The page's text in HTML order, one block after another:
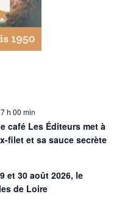
h 00 min
café Les Éditeurs met à
filet et sa sauce secrète
et 30 août 2026, le
de Loire